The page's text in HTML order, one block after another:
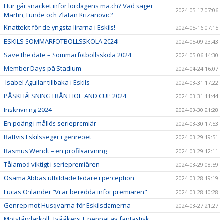
Hur går snacket inför lördagens match? Vad säger
Martin, Lunde och Zlatan Krizanovic?
2024-05-17 07:06
Knattekit för de yngsta lirarna i Eskils! 2024-05-16 07:15
ESKILS SOMMARFOTBOLLSSKOLA 2024! 2024-05-09 23:43
Save the date – Sommarfotbollsskola 2024 2024-05-06 14:30
Member Days på Stadium 2024-04-24 16:07
Isabel Aguilar tillbaka i Eskils 2024-03-31 17:22
PÅSKHÄLSNING FRÅN HOLLAND CUP 2024 2024-03-31 11:44
Inskrivning 2024 2024-03-30 21:28
En poäng i mållös seriepremiär 2024-03-30 17:53
Rättvis Eskilsseger i genrepet 2024-03-29 19:51
Rasmus Wendt – en profilvärvning 2024-03-29 12:11
Tålamod viktigt i seriepremiären 2024-03-29 08:59
Osama Abbas utbildade ledare i perception 2024-03-28 19:19
Lucas Ohlander ”Vi är beredda inför premiären" 2024-03-28 10:28
Genrep mot Husqvarna för Eskilsdamerna 2024-03-27 21:27